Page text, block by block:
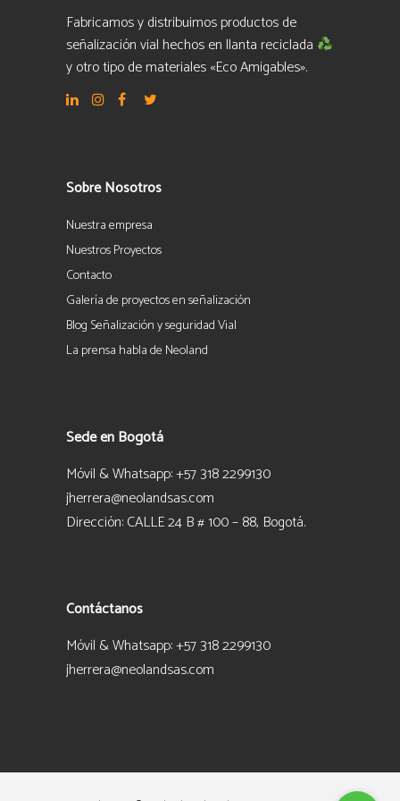
Fabricamos y distribuimos productos de
señalización vial hechos en llanta reciclada
y otro tipo de materiales «Eco Amigables».
Sobre Nosotros
Nuestra empresa
Nuestros Proyectos
Contacto
Galería de proyectos en señalización
Blog Señalización y seguridad Vial
La prensa habla de Neoland
Sede en Bogotá
Móvil & Whatsapp: +57 318 2299130
jherrera@neolandsas.com
Dirección: CALLE 24 B # 100 – 88, Bogotá.
Contáctanos
Móvil & Whatsapp: +57 318 2299130
jherrera@neolandsas.com